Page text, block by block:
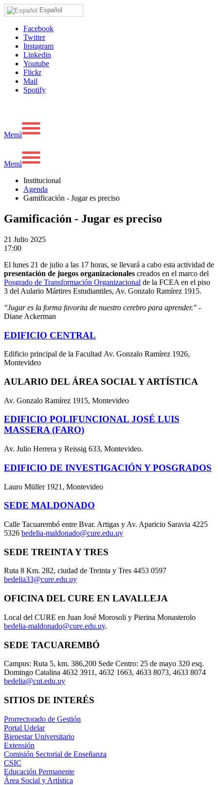
Español
Facebook
Twitter
Instagram
Linkedin
Youtube
Flickr
Mail
Spotify
Menú
Menú
Institucional
Agenda
Gamificación - Jugar es preciso
Gamificación - Jugar es preciso
21 Julio 2025
17:00
El lunes 21 de julio a las 17 horas, se llevará a cabo esta actividad de
presentación de juegos organizacionales creados en el marco del
Posgrado de Transformación Organizacional de la FCEA en el piso
3 del Aulario Mártires Estudiantiles, Av. Gonzalo Ramírez 1915.
"Jugar es la forma favorita de nuestro cerebro para aprender." -
Diane Ackerman
EDIFICIO CENTRAL
Edificio principal de la Facultad Av. Gonzalo Ramírez 1926,
Montevideo
AULARIO DEL ÁREA SOCIAL Y ARTÍSTICA
Av. Gonzalo Ramírez 1915, Montevideo
EDIFICIO POLIFUNCIONAL JOSÉ LUIS
MASSERA (FARO)
Av. Julio Herrera y Reissig 633, Montevideo.
EDIFICIO DE INVESTIGACIÓN Y POSGRADOS
Lauro Müller 1921, Montevideo
SEDE MALDONADO
Calle Tacuarembó entre Bvar. Artigas y Av. Aparicio Saravia 4225
5326 bedelia-maldonado@cure.edu.uy
SEDE TREINTA Y TRES
Ruta 8 Km. 282, ciudad de Treinta y Tres 4453 0597
bedelia33@cure.edu.uy
OFICINA DEL CURE EN LAVALLEJA
Local del CURE en Juan José Morosoli y Pierina Monasterolo
bedelia-maldonado@cure.edu.uy.
SEDE TACUAREMBÓ
Campus: Ruta 5, km. 386,200 Sede Centro: 25 de mayo 320 esq.
Domingo Catalina 4632 3911, 4632 1663, 4633 8073, 4633 8074
bedelia@cut.edu.uy
SITIOS DE INTERÉS
Prorrectorado de Gestión
Portal Udelar
Bienestar Universitario
Extensión
Comisión Sectorial de Enseñanza
CSIC
Educación Permanente
Área Social y Artística